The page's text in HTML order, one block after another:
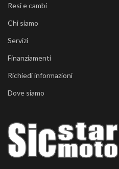
Resi e cambi
Chi siamo
Servizi
Finanziamenti
Richiedi informazioni
Dove siamo